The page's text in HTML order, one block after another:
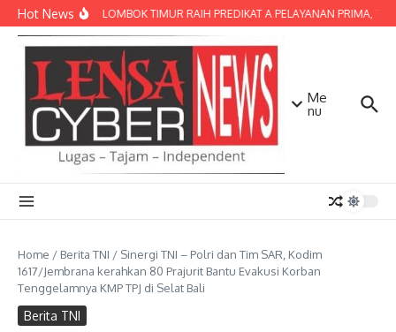
Lewati ke konten
Hot NewsPOLRES LOMBOK TIMUR RAIH PREDIKAT A PELAYANAN PRIMA,
Me
nu
Home / Berita TNI / Sinergi TNI – Polri dan Tim SAR, Kodim
1617/Jembrana kerahkan 80 Prajurit Bantu Evakusi Korban
Tenggelamnya KMP TPJ di Selat Bali
Berita TNI